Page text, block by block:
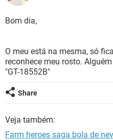
GUIA DE COMPRAS
INSTAGRAM
CELULAR
OUTLOOK
GUIA DE COMPRAS
JOGOS
OUTLOOK
INSTAGRAM
GUIA DE COMPRAS
Bom dia,
O meu está na mesma, só
reconhece meu rosto.
"GT-18552B"
Share
Veja também:
Farm heroes saga bola de